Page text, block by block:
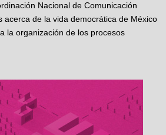
Nacional de Comunicación
acerca de la vida democrática de México
la organización de los procesos